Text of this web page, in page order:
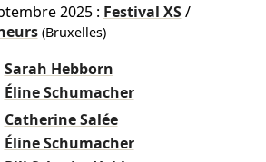
2025: Festival XS/
(Bruxelles)
Sarah Hebborn
Éline Schumacher
Catherine Salée
Éline Schumacher